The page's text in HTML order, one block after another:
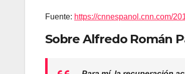
Fuente: https://cnnespanol.cnn.com/
Sobre Alfredo Román